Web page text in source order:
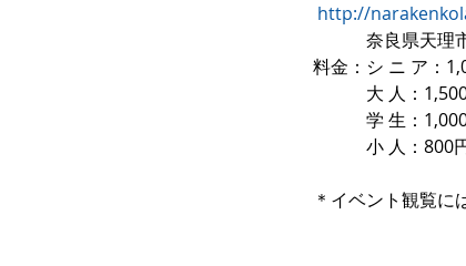
http://
奈良県天理市
料金：シ ニ ア：
大 人：1,500
学 生：1,000
小 人：800円
＊イベント観覧に